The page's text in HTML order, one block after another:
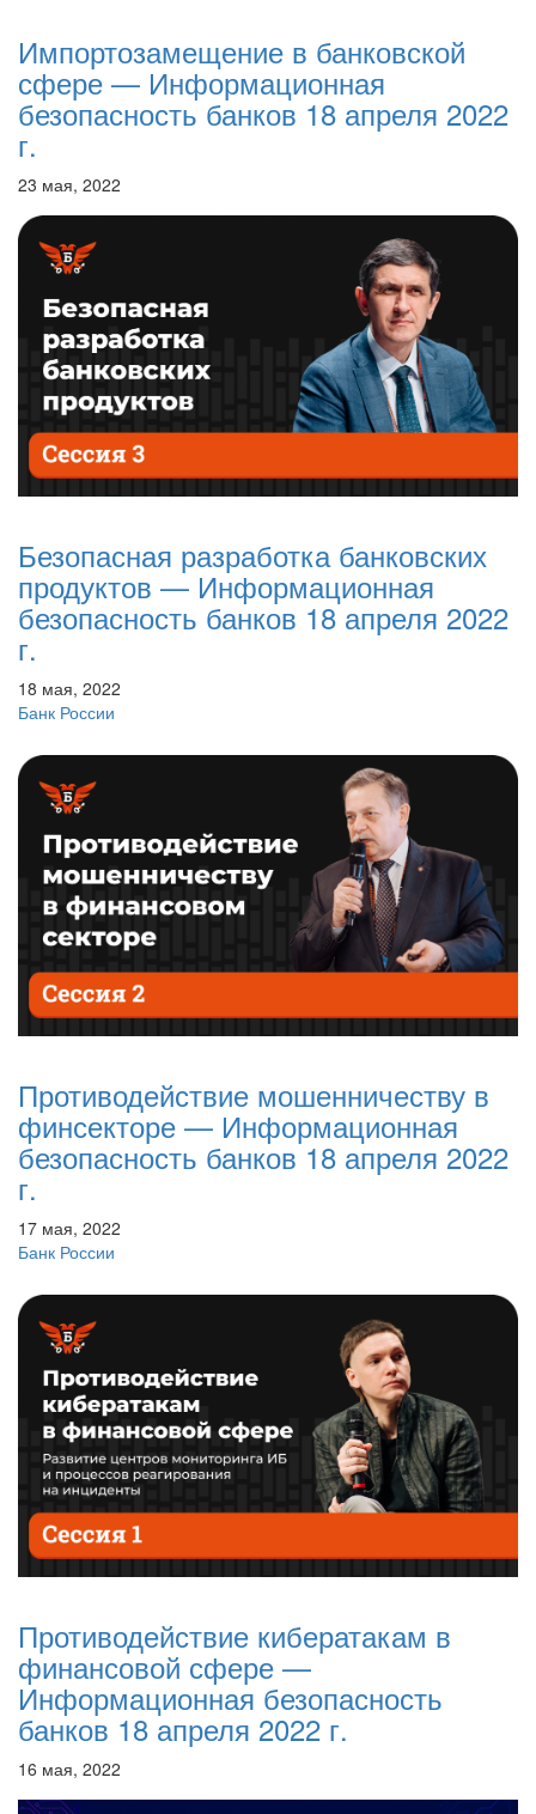
Импортозамещение в банковской
сфере — Информационная
безопасность банков 18 апреля 2022
г.
23 мая, 2022
Безопасная разработка банковских
продуктов — Информационная
безопасность банков 18 апреля 2022
г.
18 мая, 2022
Банк России
Противодействие мошенничеству в
финсекторе — Информационная
безопасность банков 18 апреля 2022
г.
17 мая, 2022
Банк России
Противодействие кибератакам в
финансовой сфере —
Информационная безопасность
банков 18 апреля 2022 г.
16 мая, 2022